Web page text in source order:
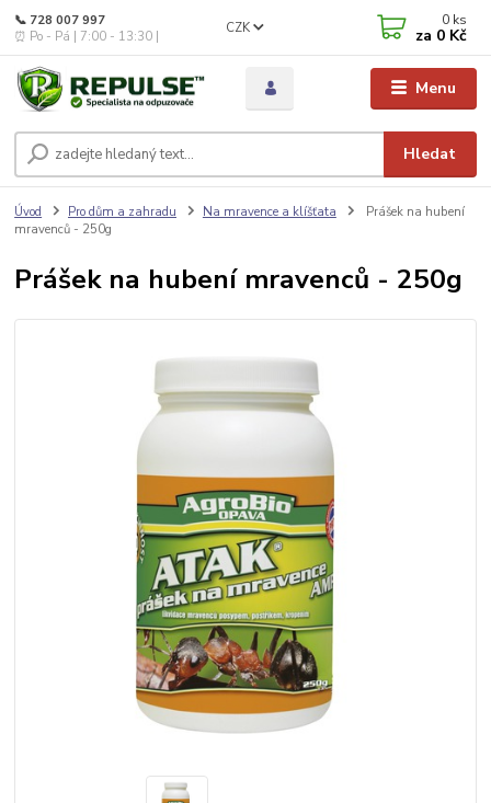
Menu
CZK
Hledat
📞 728 007 997
⏰ Po - Pá | 7:00 - 13:30 |
0 ks
za 0 Kč
Úvod Pro dům a zahradu Na mravence a klíšťata
Prášek na hubení
mravenců - 250g
Prášek na hubení mravenců - 250g